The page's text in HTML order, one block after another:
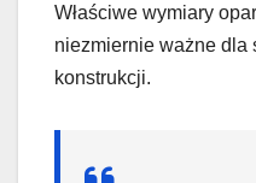
Właściwe wymiary
niezmiernie ważne dla
konstrukcji.